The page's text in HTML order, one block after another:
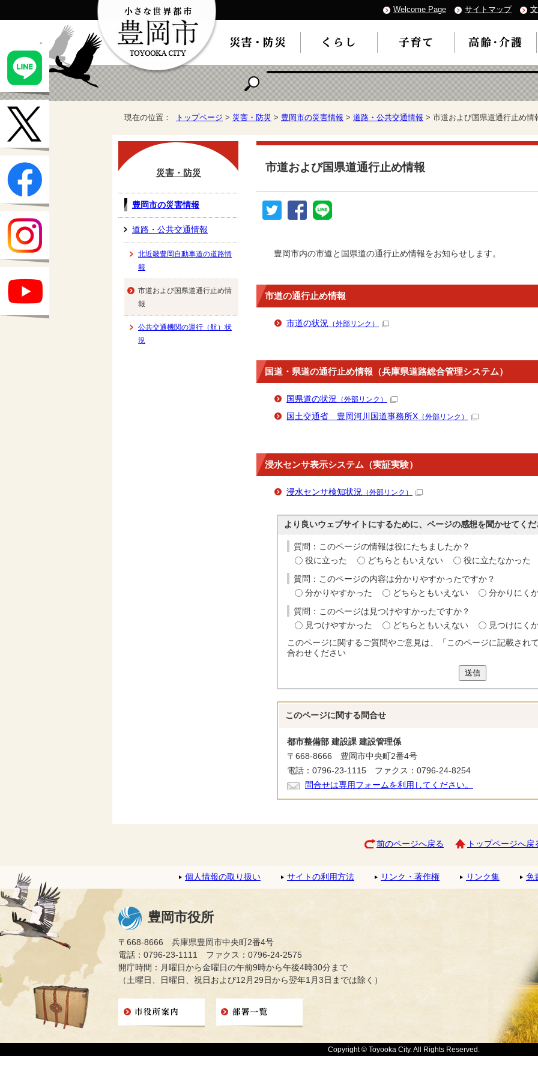
Welcome Page サイトマップ
現在の位置： トップページ > 災害・防災 > 豊岡市の災害情報 > 道路・公共交通情報 > 市道および国県道通行止め情
市道および国県道通行止め情報
豊岡市内の市道と国県道の通行止め情報をお知らせします。
市道の通行止め情報
市道の状況 （外部リンク）
国道・県道の通行止め情報（兵庫県道路総合管理システム）
国県道の状況 （外部リンク）
国土交通省 豊岡河川国道事務所X （外部リンク）
浸水センサ表示システム（実証実験）
浸水センサ検知状況 （外部リンク）
より良いウェブサイトにするために、ページの感想を聞かせてく
質問：このページの情報は役にたちましたか？
役に立った
どちらともいえない 役に立たなかった
質問：このページの内容は分かりやすかったですか？
分かりやすかった
どちらともいえない 分かりにく
質問：このページは見つけやすかったですか？
見つけやすかった
どちらともいえない
見つけにく
このページに関するご質問やご意見は、「このページに記載され
合わせください
送信
このページに関する 問合せ
都市整備部 建設課 建設管理係
〒668-8666 豊岡市中央町2番4号
電話：0796-23-1115 ファクス：0796-24-8254
問合せは専用フォームを利用してください。
災害・防災
豊岡市の災害情報
道路・公共交通情報
北近畿豊岡自動車道の道路情
報
市道および国県道通行止め情
報
公共交通機関の運行（航）状
況
前のページへ戻る トップページへ戻
個人情報の取り扱い サイトの利用方法 リンク・著作権 リンク集 免
豊岡市役所
〒668-8666 兵庫県豊岡市中央町2番4号
電話：0796-23-1111 ファクス：0796-24-2575
開庁時間：月曜日から金曜日の午前9時から午後4時30分まで
（土曜日、日曜日、祝日および12月29日から翌年1月3日までは除く）
Copyright © Toyooka City. All Rights Reserved.